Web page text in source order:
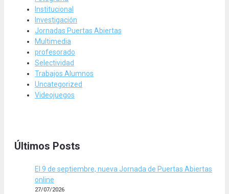
Institucional
Investigación
Jornadas Puertas Abiertas
Multimedia
profesorado
Selectividad
Trabajos Alumnos
Uncategorized
Videojuegos
Últimos Posts
El 9 de septiembre, nueva Jornada de Puertas Abiertas
online
27/07/2026